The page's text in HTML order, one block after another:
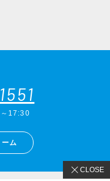
CLOSE
17:30
ム